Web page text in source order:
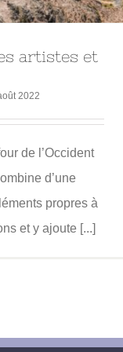
artistes et
2022
de l’Occident
d’une
propres à
et y ajoute [...]